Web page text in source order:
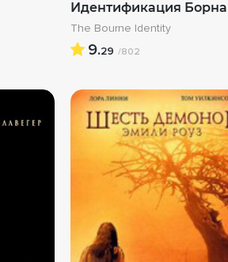
Идентификация Борна
The Bourne Identity
9.29 /802